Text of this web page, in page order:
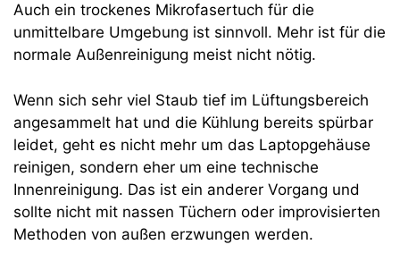
Auch ein trockenes Mikrofasertuch für die
unmittelbare Umgebung ist sinnvoll. Mehr ist für die
normale Außenreinigung meist nicht nötig.
Wenn sich sehr viel Staub tief im Lüftungsbereich
angesammelt hat und die Kühlung bereits spürbar
leidet, geht es nicht mehr um das Laptopgehäuse
reinigen, sondern eher um eine technische
Innenreinigung. Das ist ein anderer Vorgang und
sollte nicht mit nassen Tüchern oder improvisierten
Methoden von außen erzwungen werden.